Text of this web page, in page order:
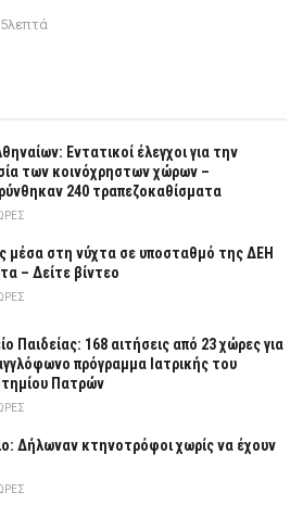
Εντατικοί έλεγχοι για την
των κοινόχρηστων χώρων –
240 τραπεζοκαθίσματα
μέσα στη νύχτα σε υποσταθμό της ΔΕΗ
– Δείτε βίντεο
Παιδείας: 168 αιτήσεις από 23 χώρες για
πρόγραμμα Ιατρικής του
Πατρών
Δήλωναν κτηνοτρόφοι χωρίς να έχουν